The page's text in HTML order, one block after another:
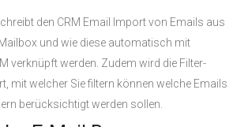
den CRM Email Import von Emails aus
und wie diese automatisch mit
verknüpft werden. Zudem wird die Filter-
mit welcher Sie filtern können welche Emails
berücksichtigt werden sollen.